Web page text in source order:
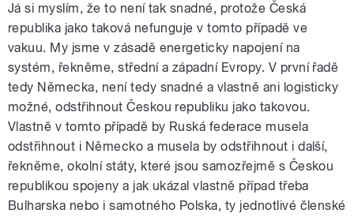
Já si myslím, že to není tak snadné, protože Česká
republika jako taková nefunguje v tomto případě ve
vakuu. My jsme v zásadě energeticky napojení na
systém, řekněme, střední a západní Evropy. V první řadě
tedy Německa, není tedy snadné a vlastně ani logisticky
možné, odstřihnout Českou republiku jako takovou.
Vlastně v tomto případě by Ruská federace musela
odstřihnout i Německo a musela by odstřihnout i další,
řekněme, okolní státy, které jsou samozřejmě s Českou
republikou spojeny a jak ukázal vlastně případ třeba
Bulharska nebo i samotného Polska, ty jednotlivé členské